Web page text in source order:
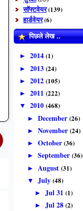
सॉफ्टवेयर(139)
हार्डवेयर(6)
पिछले लेख ..
► 2014 (1)
► 2013 (24)
► 2012 (105)
► 2011 (222)
▼ 2010 (468)
► December (26)
► November (24)
► October (36)
► September (36)
► August (31)
▼ July (48)
►Jul 31(1)
►Jul 28(2)